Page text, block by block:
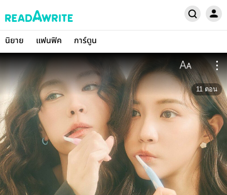
นิยาย แฟนฟิค การ์ตูน
11 ตอน